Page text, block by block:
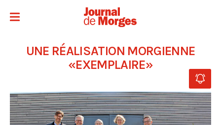
UNE RÉALISATION MORGIENNE
«EXEMPLAIRE»